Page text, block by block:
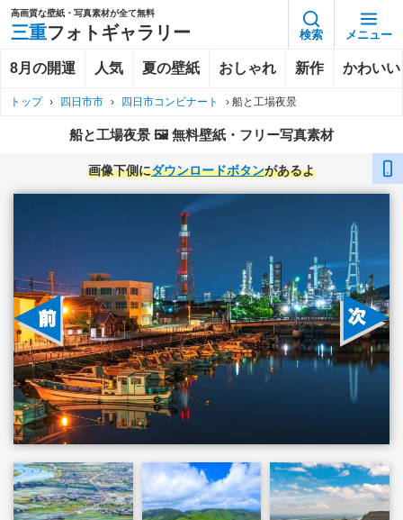
高画質な壁紙・写真素材が全て無料
三重フォトギャラリー 検索 メニュー
8月の開運 人気 夏の壁紙 おしゃれ 新作 かわいい
トップ › 四日市市 › 四日市コンビナート › 船と工場夜景
船と工場夜景 🖼️ 無料壁紙・フリー写真素材
画像下側にダウンロードボタンがあるよ